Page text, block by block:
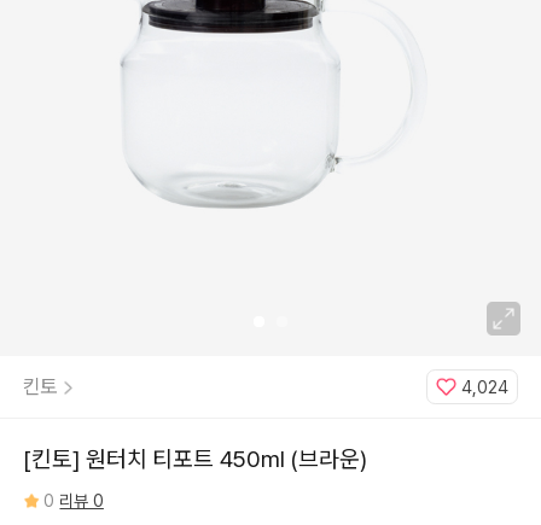
킨토 4,024
[킨토] 원터치 티포트 450ml (브라운)
0 리뷰 0